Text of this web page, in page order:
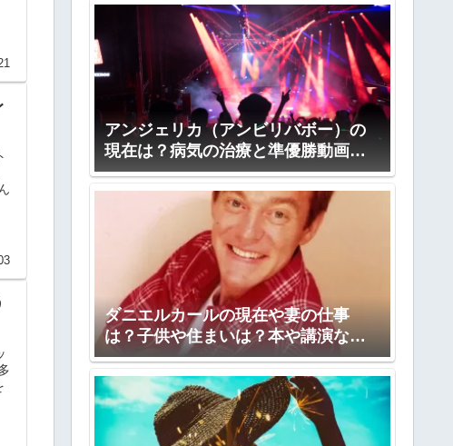
アンジェリカ（アンビリバボー）の
現在は？病気の治療と準優勝動画
も！
ダニエルカールの現在や妻の仕事
は？子供や住まいは？本や講演など
も！